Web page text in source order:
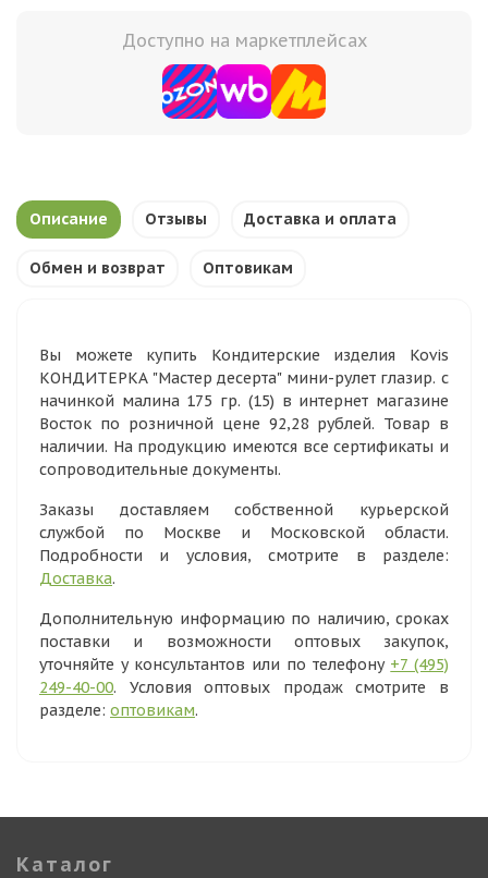
Доступно на маркетплейсах
Описание Отзывы Доставка и оплата
Обмен и возврат Оптовикам
Вы можете купить Кондитерские изделия Kovis
КОНДИТЕРКА "Мастер десерта" мини-рулет глазир. с
начинкой малина 175 гр. (15) в интернет магазине
Восток по розничной цене 92,28 рублей. Товар в
наличии. На продукцию имеются все сертификаты и
сопроводительные документы.
Заказы доставляем собственной курьерской
службой по Москве и Московской области.
Подробности и условия, смотрите в разделе:
Доставка.
Дополнительную информацию по наличию, сроках
поставки и возможности оптовых закупок,
уточняйте у консультантов или по телефону +7 (495)
249-40-00. Условия оптовых продаж смотрите в
разделе: оптовикам.
Каталог